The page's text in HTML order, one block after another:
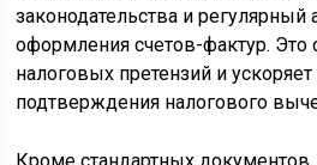
законодательства и регулярный
оформления счетов-фактур. Это
налоговых претензий и
подтверждения налогового